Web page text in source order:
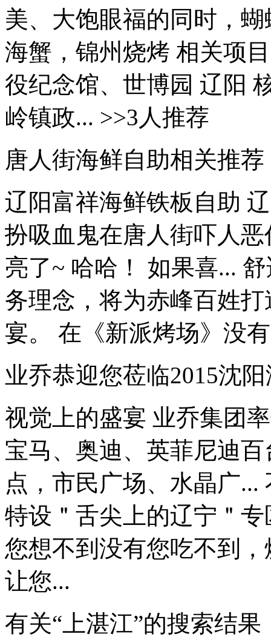
美、大饱眼福的同时，
海蟹，锦州烧烤 相关项
役纪念馆、世博园 辽阳
岭镇政... >>3人推荐
唐人街海鲜自助相关推荐
辽阳富祥海鲜铁板自助
扮吸血鬼在唐人街吓人
亮了~ 哈哈！ 如果喜...
务理念，将为赤峰百姓
宴。 在《新派烤场》没
业乔恭迎您莅临2015沈
视觉上的盛宴 业乔集团
宝马、奥迪、英菲尼迪
点，市民广场、水晶广
特设＂舌尖上的辽宁＂
您想不到没有您吃不到
让您...
有关“上湛江”的搜索结果